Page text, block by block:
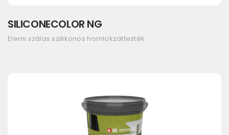
SILICONECOLOR NG
Elemi szálas szilikonos homlokzatfesték